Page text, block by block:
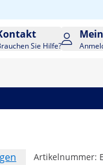
Sie Hilfe?
Artikelnummer: